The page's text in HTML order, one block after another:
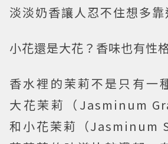
淡淡奶香讓人忍不住想多靠
小花還是大花？香味也有性
香水裡的茉莉不是只有一
大花茉莉（Jasminum
和小花茉莉（Jasminum